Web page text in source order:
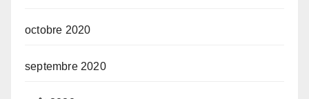
octobre 2020
septembre 2020